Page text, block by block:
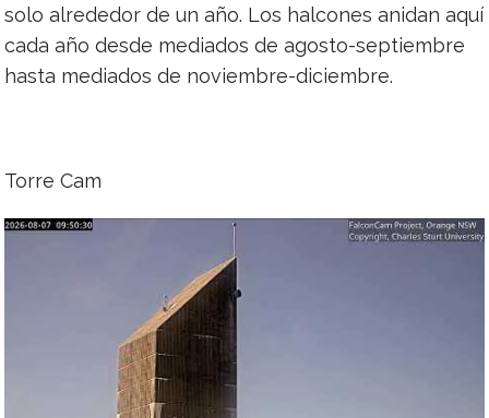
solo alrededor de un año. Los halcones anidan aquí
cada año desde mediados de agosto-septiembre
hasta mediados de noviembre-diciembre.
Torre Cam